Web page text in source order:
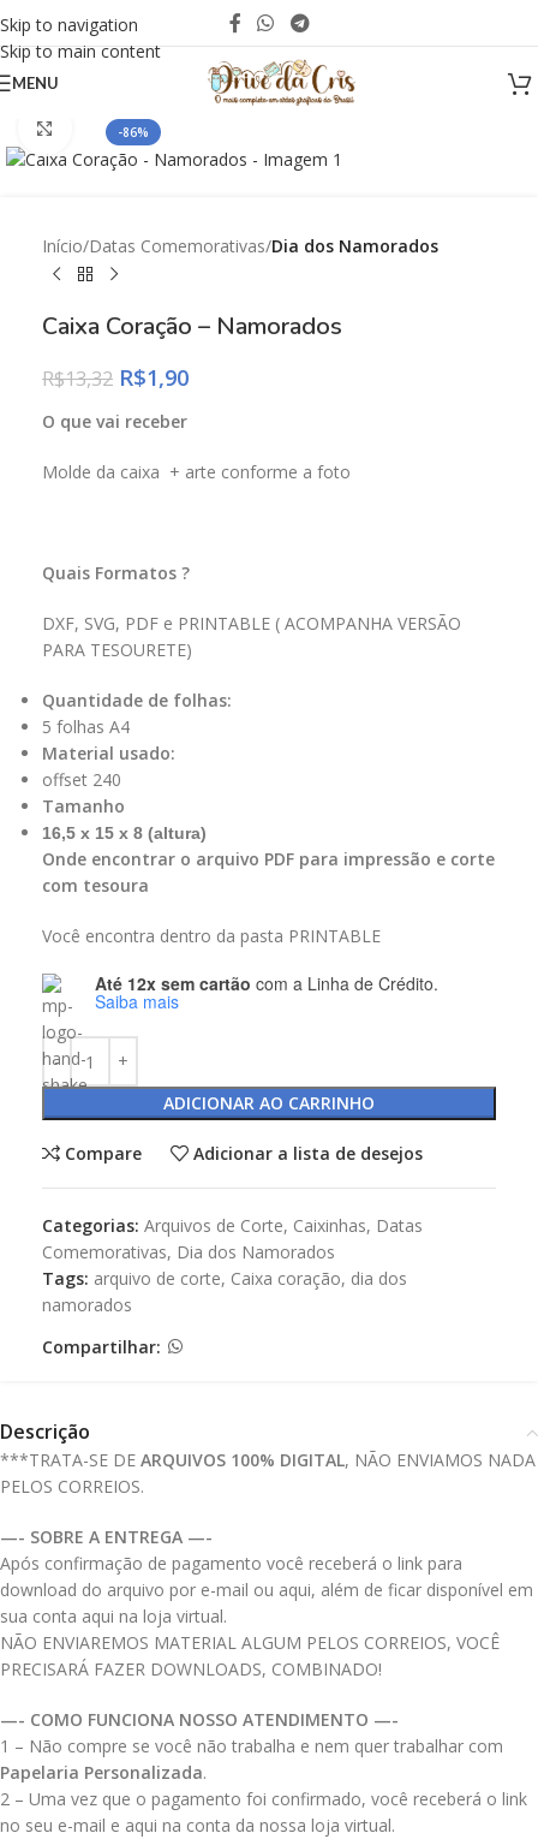
Skip to navigation
Skip to main content
MENU
-86%
Click to enlarge
Início Datas Comemorativas Dia dos Namorados
Caixa Coração – Namorados
R$13,32 R$1,90
O que vai receber
Molde da caixa + arte conforme a foto
Quais Formatos ?
DXF, SVG, PDF e PRINTABLE ( ACOMPANHA VERSÃO
PARA TESOURETE)
Quantidade de folhas:
5 folhas A4
Material usado:
offset 240
Tamanho
16,5 x 15 x 8 (altura)
Onde encontrar o arquivo PDF para impressão e corte
com tesoura
Você encontra dentro da pasta PRINTABLE
Até 12x sem cartão com a Linha de Crédito.
Saiba mais
ADICIONAR AO CARRINHO
Compare Adicionar a lista de desejos
Categorias: Arquivos de Corte, Caixinhas, Datas
Comemorativas, Dia dos Namorados
Tags: arquivo de corte, Caixa coração, dia dos
namorados
Compartilhar:
Descrição
***TRATA-SE DE ARQUIVOS 100% DIGITAL, NÃO ENVIAMOS NADA
PELOS CORREIOS.
—- SOBRE A ENTREGA —-
Após confirmação de pagamento você receberá o link para
download do arquivo por e-mail ou aqui, além de ficar disponível em
sua conta aqui na loja virtual.
NÃO ENVIAREMOS MATERIAL ALGUM PELOS CORREIOS, VOCÊ
PRECISARÁ FAZER DOWNLOADS, COMBINADO!
—- COMO FUNCIONA NOSSO ATENDIMENTO —-
1 – Não compre se você não trabalha e nem quer trabalhar com
Papelaria Personalizada.
2 – Uma vez que o pagamento foi confirmado, você receberá o link
no seu e-mail e aqui na conta da nossa loja virtual.